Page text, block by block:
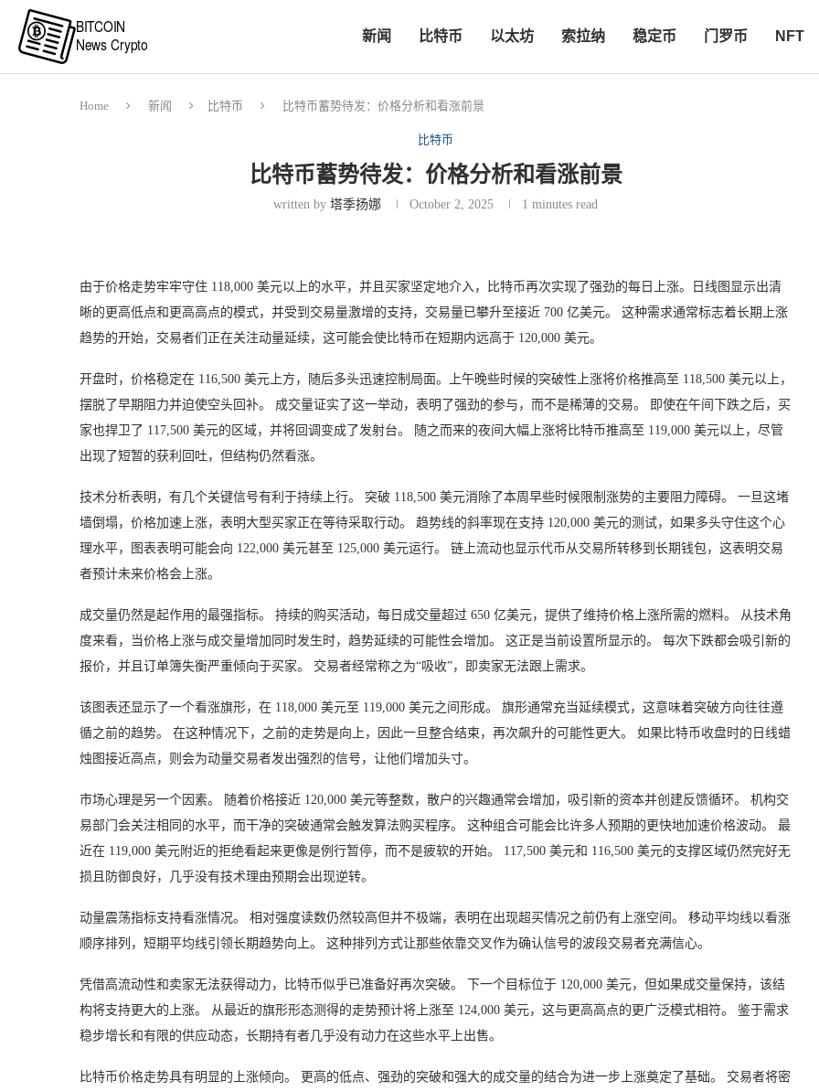
新闻 比特币 以太坊 索拉纳 稳定币 门罗币 NFT
Home 新闻 比特币 比特币蓄势待发：价格分析和看涨前景
比特币
比特币蓄势待发：价格分析和看涨前景
written by塔季扬娜 October 2, 2025 1 minutes read
由于价格走势牢牢守住 118,000 美元以上的水平，并且买家坚定地介入，比特币再次实现了强劲的每日上涨。日线图显示出清
晰的更高低点和更高高点的模式，并受到交易量激增的支持，交易量已攀升至接近 700 亿美元。 这种需求通常标志着长期上涨
趋势的开始，交易者们正在关注动量延续，这可能会使比特币在短期内远高于 120,000 美元。
开盘时，价格稳定在 116,500 美元上方，随后多头迅速控制局面。上午晚些时候的突破性上涨将价格推高至 118,500 美元以上，
摆脱了早期阻力并迫使空头回补。 成交量证实了这一举动，表明了强劲的参与，而不是稀薄的交易。 即使在午间下跌之后，买
家也捍卫了 117,500 美元的区域，并将回调变成了发射台。 随之而来的夜间大幅上涨将比特币推高至 119,000 美元以上，尽管
出现了短暂的获利回吐，但结构仍然看涨。
技术分析表明，有几个关键信号有利于持续上行。 突破 118,500 美元消除了本周早些时候限制涨势的主要阻力障碍。 一旦这堵
墙倒塌，价格加速上涨，表明大型买家正在等待采取行动。 趋势线的斜率现在支持 120,000 美元的测试，如果多头守住这个心
理水平，图表表明可能会向 122,000 美元甚至 125,000 美元运行。 链上流动也显示代币从交易所转移到长期钱包，这表明交易
者预计未来价格会上涨。
成交量仍然是起作用的最强指标。 持续的购买活动，每日成交量超过 650 亿美元，提供了维持价格上涨所需的燃料。 从技术角
度来看，当价格上涨与成交量增加同时发生时，趋势延续的可能性会增加。 这正是当前设置所显示的。 每次下跌都会吸引新的
报价，并且订单簿失衡严重倾向于买家。 交易者经常称之为“吸收”，即卖家无法跟上需求。
该图表还显示了一个看涨旗形，在 118,000 美元至 119,000 美元之间形成。 旗形通常充当延续模式，这意味着突破方向往往遵
循之前的趋势。 在这种情况下，之前的走势是向上，因此一旦整合结束，再次飙升的可能性更大。 如果比特币收盘时的日线蜡
烛图接近高点，则会为动量交易者发出强烈的信号，让他们增加头寸。
市场心理是另一个因素。 随着价格接近 120,000 美元等整数，散户的兴趣通常会增加，吸引新的资本并创建反馈循环。 机构交
易部门会关注相同的水平，而干净的突破通常会触发算法购买程序。 这种组合可能会比许多人预期的更快地加速价格波动。 最
近在 119,000 美元附近的拒绝看起来更像是例行暂停，而不是疲软的开始。 117,500 美元和 116,500 美元的支撑区域仍然完好无
损且防御良好，几乎没有技术理由预期会出现逆转。
动量震荡指标支持看涨情况。 相对强度读数仍然较高但并不极端，表明在出现超买情况之前仍有上涨空间。 移动平均线以看涨
顺序排列，短期平均线引领长期趋势向上。 这种排列方式让那些依靠交叉作为确认信号的波段交易者充满信心。
凭借高流动性和卖家无法获得动力，比特币似乎已准备好再次突破。 下一个目标位于 120,000 美元，但如果成交量保持，该结
构将支持更大的上涨。 从最近的旗形形态测得的走势预计将上涨至 124,000 美元，这与更高高点的更广泛模式相符。 鉴于需求
稳步增长和有限的供应动态，长期持有者几乎没有动力在这些水平上出售。
比特币价格走势具有明显的上涨倾向。 更高的低点、强劲的突破和强大的成交量的结合为进一步上涨奠定了基础。 交易者将密